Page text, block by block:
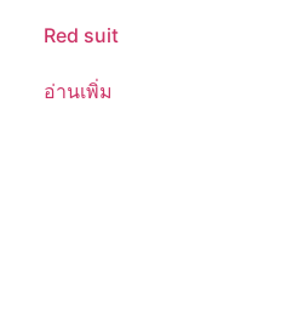
Red suit
อ่านเพิ่ม